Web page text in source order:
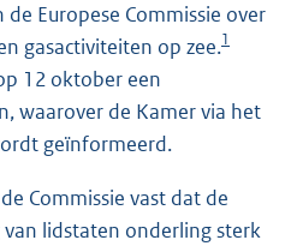
Europese Commissie over
gasactiviteiten op zee.1
12 oktober een
waarover de Kamer via het
geïnformeerd.
Commissie vast dat de
lidstaten onderling sterk